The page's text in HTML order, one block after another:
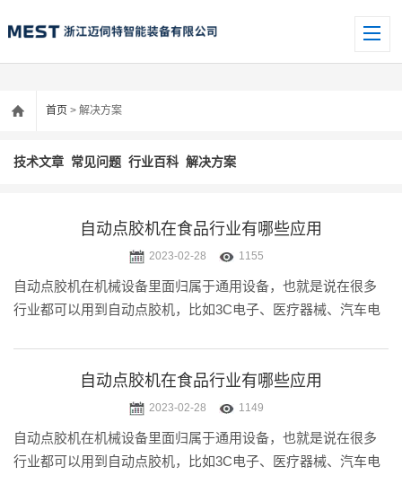
首页 > 解决方案
技术文章 常见问题 行业百科 解决方案
自动点胶机在食品行业有哪些应用
2023-02-28 1155
自动点胶机在机械设备里面归属于通用设备，也就是说在很多
行业都可以用到自动点胶机，比如3C电子、医疗器械、汽车电
发现不少食品行业的企.....
自动点胶机在食品行业有哪些应用
2023-02-28 1149
自动点胶机在机械设备里面归属于通用设备，也就是说在很多
行业都可以用到自动点胶机，比如3C电子、医疗器械、汽车电